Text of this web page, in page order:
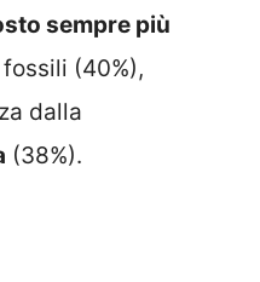
sempre più
fossili (40%),
dalla
(38%).